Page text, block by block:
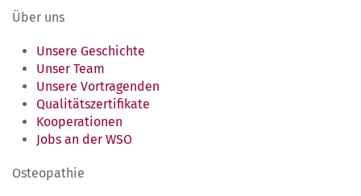
Über uns
Unsere Geschichte
Unser Team
Unsere Vortragenden
Qualitätszertifikate
Kooperationen
Jobs an der WSO
Osteopathie